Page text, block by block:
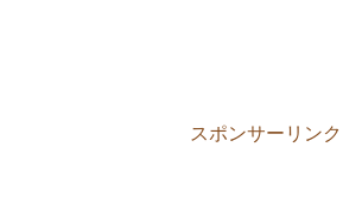
スポンサーリンク